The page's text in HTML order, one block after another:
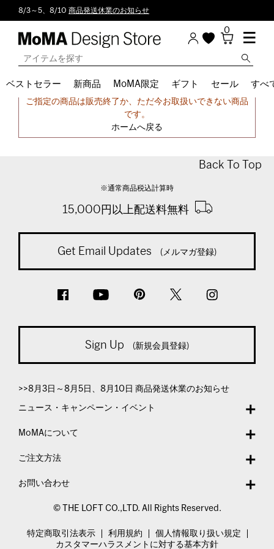
8/3～5、8/10 商品発送休業のお知らせ
0
ベストセラー 新商品 MoMA限定 ギフト セール すべ
申し訳ございません。
ご指定の商品は販売終了か、ただ今お取扱いできない商品
です。
ホームへ戻る
Back To Top
※通常商品税込計算時
15,000円以上配送料無料
Get Email Updates (メルマガ登録)
Sign Up (新規会員登録)
>>8月3日～8月5日、8月10日 商品発送休業のお知らせ
ニュース・キャンペーン・イベント
MoMAについて
ご注文方法
お問い合わせ
© THE LOFT CO.,LTD. All Rights Reserved.
特定商取引法表示 利用規約
個人情報取り扱い規定
カスタマーハラスメントに対する基本方針